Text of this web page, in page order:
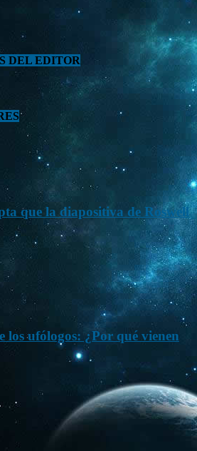
DEL EDITOR
que la diapositiva de Roswell
los ufólogos: ¿Por qué vienen